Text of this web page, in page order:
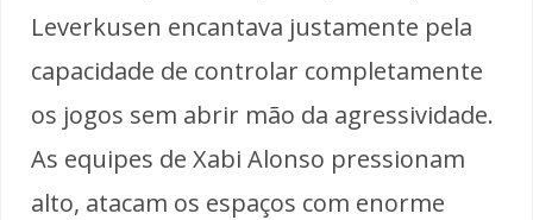
Leverkusen encantava justamente pela
capacidade de controlar completamente
os jogos sem abrir mão da agressividade.
As equipes de Xabi Alonso pressionam
alto, atacam os espaços com enorme